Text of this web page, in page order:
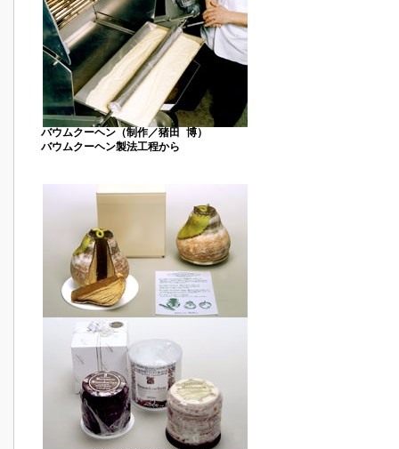
バウムクーヘン（制作／猪田 博）
バウムクーヘン製法工程から